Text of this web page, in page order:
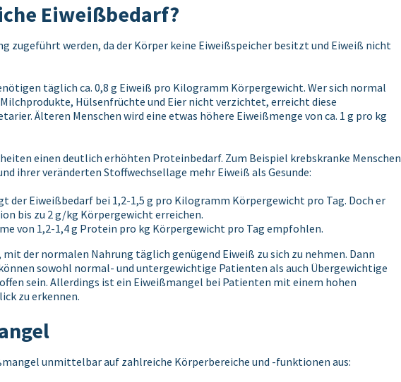
Eiweißbedarf?
zugeführt werden, da der Körper keine Eiweißspeicher besitzt und Eiweiß nicht
täglich ca. 0,8 g Eiweiß pro Kilogramm Körpergewicht. Wer sich normal
Hülsenfrüchte und Eier nicht verzichtet, erreicht diese
Älteren Menschen wird eine etwas höhere Eiweißmenge von ca. 1 g pro kg
einen deutlich erhöhten Proteinbedarf. Zum Beispiel krebskranke Menschen
ihrer veränderten Stoffwechsellage mehr Eiweiß als Gesunde:
der Eiweißbedarf bei 1,2-1,5 g pro Kilogramm Körpergewicht pro Tag. Doch er
bis zu 2 g/kg Körpergewicht erreichen.
von 1,2-1,4 g Protein pro kg Körpergewicht pro Tag empfohlen.
der normalen Nahrung täglich genügend Eiweiß zu sich zu nehmen. Dann
sowohl normal- und untergewichtige Patienten als auch Übergewichtige
sein. Allerdings ist ein Eiweißmangel bei Patienten mit einem hohen
zu erkennen.
unmittelbar auf zahlreiche Körperbereiche und -funktionen aus: